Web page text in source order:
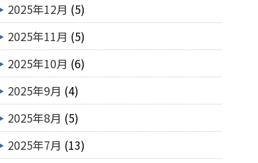
2025年12月 (5)
2025年11月 (5)
2025年10月 (6)
2025年9月 (4)
2025年8月 (5)
2025年7月 (13)